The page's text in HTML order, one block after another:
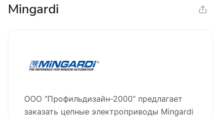
Mingardi
ООО “Профильдизайн-2000” предлагает
заказать цепные электроприводы Mingardi